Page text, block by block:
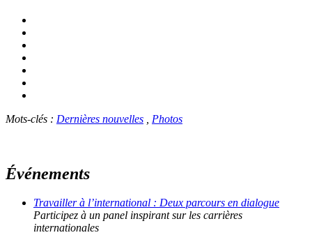
Mots-clés : Dernières nouvelles Photos
Événements
Travailler à l’international : Deux parcours en dialogue
Participez à un panel inspirant sur les carrières
internationales